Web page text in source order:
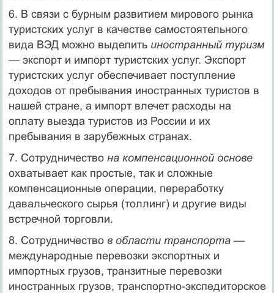
6. В связи с бурным развитием мирового рынка
туристских услуг в ка­честве самостоятельного
вида ВЭД можно выделить иностранный ту­ризм
— экспорт и импорт туристских услуг. Экспорт
туристских услуг обеспечивает поступление
доходов от пребывания иностранных тури­стов в
нашей стране, а импорт влечет расходы на
оплату выезда тури­стов из России и их
пребывания в зарубежных странах.
7. Сотрудничество на компенсационной основе
охватывает как про­стые, так и сложные
компенсационные операции, переработку
давальческого сырья (толлинг) и другие виды
встречной торговли.
8. Сотрудничество в области транспорта —
международные перевозки экспортных и
импортных грузов, транзитные перевозки
иностранных грузов, транспортно-экспедиторское